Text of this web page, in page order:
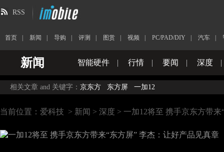
RSS
首页 新闻 导购 评测 图赏 视频 PC/PAD/DIY 汽车
新闻 智能硬件 | 行情 | 要闻 | 深度 |
相关文章 and 关键字： 京东方 东方屏 一加12
当前位置： 爱科技 > 新闻 > 深度 > 一加12将至 携手京东方带